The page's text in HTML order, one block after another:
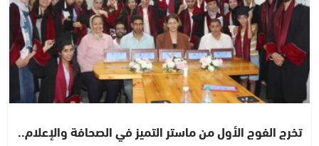
تخرج الفوج الأول من ماستر التميز في الصحافة والإعلام..